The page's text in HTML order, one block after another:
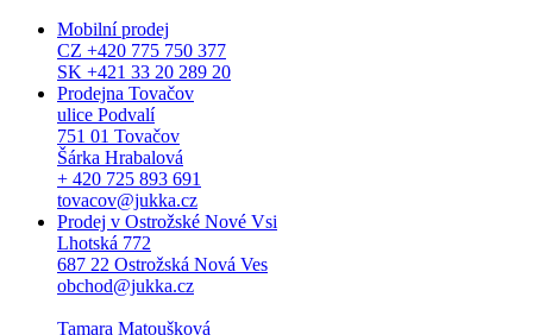
Mobilní prodej
CZ +420 775 750 377
SK +421 33 20 289 20
Prodejna Tovačov
ulice Podvalí
751 01 Tovačov
Šárka Hrabalová
+ 420 725 893 691
tovacov@jukka.cz
Prodej v Ostrožské Nové Vsi
Lhotská 772
687 22 Ostrožská Nová Ves
obchod@jukka.cz
Tamara Matoušková